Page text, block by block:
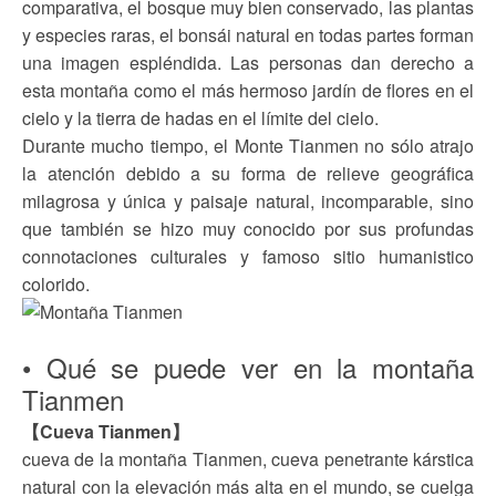
comparativa, el bosque muy bien conservado, las plantas
y especies raras, el bonsái natural en todas partes forman
una imagen espléndida. Las personas dan derecho a
esta montaña como el más hermoso jardín de flores en el
cielo y la tierra de hadas en el límite del cielo.
Durante mucho tiempo, el Monte Tianmen no sólo atrajo
la atención debido a su forma de relieve geográfica
milagrosa y única y paisaje natural, incomparable, sino
que también se hizo muy conocido por sus profundas
connotaciones culturales y famoso sitio humanistico
colorido.
• Qué se puede ver en la montaña
Tianmen
【Cueva Tianmen】
cueva de la montaña Tianmen, cueva penetrante kárstica
natural con la elevación más alta en el mundo, se cuelga